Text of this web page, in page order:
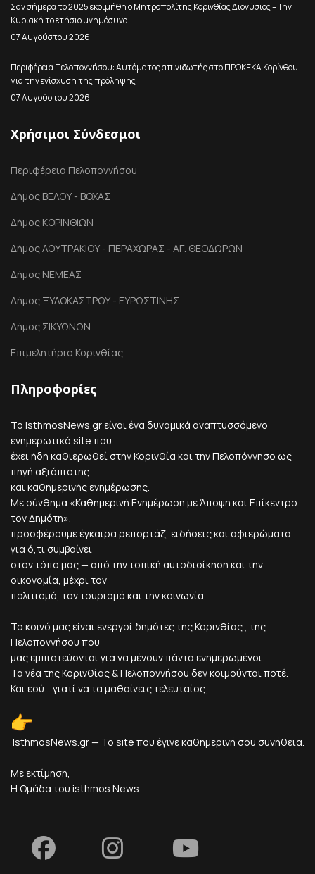
Σαν σήμερα το 2025 εκοιμήθη ο Μητροπολίτης Κορινθίας Διονύσιος – Την
Κυριακή το ετήσιο μνημόσυνο
07 Αυγούστου 2026
Περιφέρεια Πελοποννήσου: Αυτόματος απινιδωτής στο ΠΡΟΚΕΚΑ Κορίνθου
για την ενίσχυση της πρόληψης
07 Αυγούστου 2026
Χρήσιμοι Σύνδεσμοι
Περιφέρεια Πελοποννήσου
Δήμος ΒΕΛΟΥ - ΒΟΧΑΣ
Δήμος ΚΟΡΙΝΘΙΩΝ
Δήμος ΛΟΥΤΡΑΚΙΟΥ - ΠΕΡΑΧΩΡΑΣ - ΑΓ. ΘΕΟΔΩΡΩΝ
Δήμος ΝΕΜΕΑΣ
Δήμος ΞΥΛΟΚΑΣΤΡΟΥ - ΕΥΡΩΣΤΙΝΗΣ
Δήμος ΣΙΚΥΩΝΩΝ
Επιμελητήριο Κορινθίας
Πληροφορίες
Το IsthmosNews.gr είναι ένα δυναμικά αναπτυσσόμενο
ενημερωτικό site που
έχει ήδη καθιερωθεί στην Κορινθία και την Πελοπόννησο ως
πηγή αξιόπιστης
και καθημερινής ενημέρωσης.
Με σύνθημα «Καθημερινή Ενημέρωση με Άποψη και Επίκεντρο
τον Δημότη»,
προσφέρουμε έγκαιρα ρεπορτάζ, ειδήσεις και αφιερώματα
για ό,τι συμβαίνει
στον τόπο μας — από την τοπική αυτοδιοίκηση και την
οικονομία, μέχρι τον
πολιτισμό, τον τουρισμό και την κοινωνία.
Το κοινό μας είναι ενεργοί δημότες της Κορινθίας , της
Πελοποννήσου που
μας εμπιστεύονται για να μένουν πάντα ενημερωμένοι.
Τα νέα της Κορινθίας & Πελοποννήσου δεν κοιμούνται ποτέ.
Και εσύ... γιατί να τα μαθαίνεις τελευταίος;
IsthmosNews.gr — Το site που έγινε καθημερινή σου συνήθεια.
Με εκτίμηση,
Η Ομάδα του isthmos News